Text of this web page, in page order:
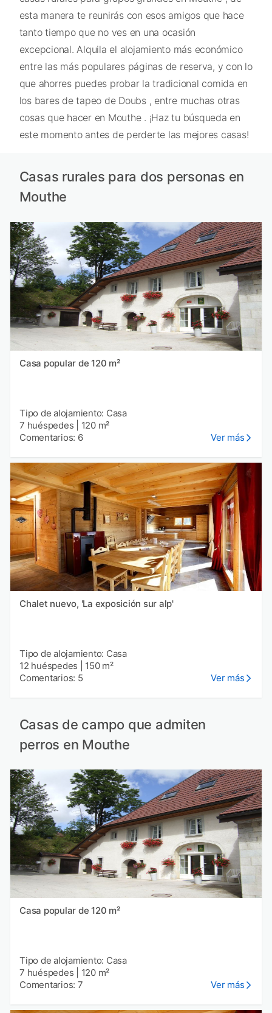
esta manera te reunirás con esos amigos que hace
tanto tiempo que no ves en una ocasión
excepcional. Alquila el alojamiento más económico
entre las más populares páginas de reserva, y con lo
que ahorres puedes probar la tradicional comida en
los bares de tapeo de Doubs , entre muchas otras
cosas que hacer en Mouthe . ¡Haz tu búsqueda en
este momento antes de perderte las mejores casas!
Casas rurales para dos personas en
Mouthe
Casa popular de 120 m²
Tipo de alojamiento: Casa
7 huéspedes
120 m²
Comentarios: 6
Ver más
Chalet nuevo, 'La exposición sur alp'
Tipo de alojamiento: Casa
12 huéspedes
150 m²
Comentarios: 5
Ver más
Casas de campo que admiten
perros en Mouthe
Casa popular de 120 m²
Tipo de alojamiento: Casa
7 huéspedes
120 m²
Comentarios: 7
Ver más